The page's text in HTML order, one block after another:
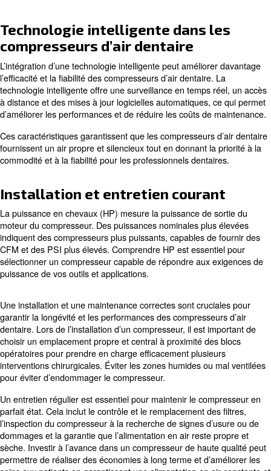
fonctionnement ininterrompu.
Facilité d’installation: prenez en compte la facilité
choix d’un compresseur. Recherchez des modèles faciles
nécessitant une configuration minimale.
Garantie: une bonne garantie peut vous apporter la
d’une garantie complète, comme une garantie de 6 ans.
Pourquoi les compresseurs
sont préférés
Les compresseurs sans huile sont recommandés pour
environnements dentaires en raison de leurs exigences
Ils garantissent que les instruments restent propres et
pas de contaminants pendant les procédures, ce qui
en danger la santé du patient. De plus, les
sont plus respectueux de l’environnement et
d’entretien, ce qui en fait un choix rentable pour les
Apprenez-en plus avec nos experts !